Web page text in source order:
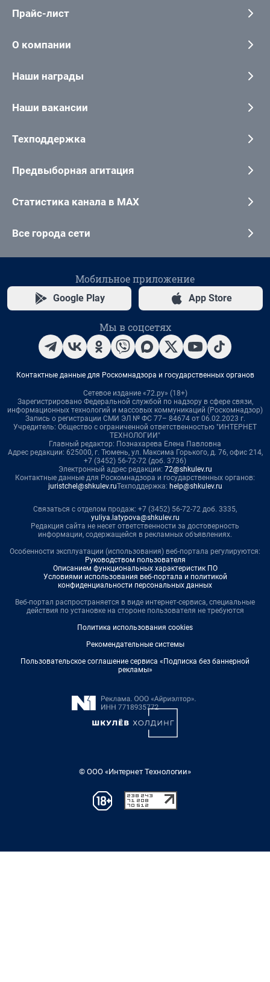
Прайс-лист
О компании
Наши награды
Наши вакансии
Техподдержка
Предвыборная агитация
Статистика канала в MAX
Все города сети
Мобильное приложение
Google Play App Store
Мы в соцсетях
Контактные данные для Роскомнадзора и государственных органов
Сетевое издание «72.ру» (18+)
Зарегистрировано Федеральной службой по надзору в сфере связи,
информационных технологий и массовых коммуникаций (Роскомнадзор)
Запись о регистрации СМИ ЭЛ № ФС 77– 84674 от 06.02.2023 г.
Учредитель: Общество с ограниченной ответственностью "ИНТЕРНЕТ
ТЕХНОЛОГИИ"
Главный редактор: Познахарева Елена Павловна
Адрес редакции: 625000, г. Тюмень, ул. Максима Горького, д. 76, офис 214,
+7 (3452) 56-72-72 (доб. 3736)
Электронный адрес редакции: 72@shkulev.ru
Контактные данные для Роскомнадзора и государственных органов:
juristchel@shkulev.ruТехподдержка: help@shkulev.ru
Связаться с отделом продаж: +7 (3452) 56-72-72 доб. 3335,
yuliya.latypova@shkulev.ru
Редакция сайта не несет ответственности за достоверность
информации, содержащейся в рекламных объявлениях.
Особенности эксплуатации (использования) веб-портала регулируются:
Руководством пользователя
Описанием функциональных характеристик ПО
Условиями использования веб-портала и политикой
конфиденциальности персональных данных
Веб-портал распространяется в виде интернет-сервиса, специальные
действия по установке на стороне пользователя не требуются
Политика использования cookies
Рекомендательные системы
Пользовательское соглашение сервиса «Подписка без баннерной
рекламы»
© ООО «Интернет Технологии»